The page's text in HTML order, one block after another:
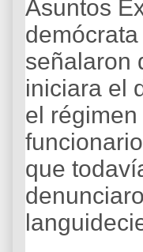
Asuntos
señalaron
iniciara el
el
que